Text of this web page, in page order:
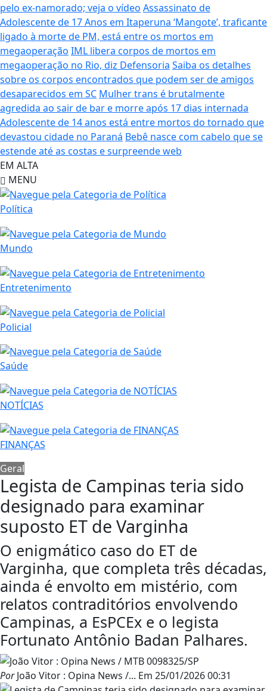
pelo ex-namorado; veja o vídeo Assassinato de
Adolescente de 17 Anos em Itaperuna ‘Mangote’, traficante
ligado à morte de PM, está entre os mortos em
megaoperação IML libera corpos de mortos em
megaoperação no Rio, diz Defensoria Saiba os detalhes
sobre os corpos encontrados que podem ser de amigos
desaparecidos em SC Mulher trans é brutalmente
agredida ao sair de bar e morre após 17 dias internada
Adolescente de 14 anos está entre mortos do tornado que
devastou cidade no Paraná Bebê nasce com cabelo que se
estende até as costas e surpreende web
EM ALTA
MENU
Política
Mundo
Entretenimento
Policial
Saúde
NOTÍCIAS
FINANÇAS
Geral
Legista de Campinas teria sido
designado para examinar
suposto ET de Varginha
O enigmático caso do ET de
Varginha, que completa três décadas,
ainda é envolto em mistério, com
relatos contraditórios envolvendo
Campinas, a EsPCEx e o legista
Fortunato Antônio Badan Palhares.
PorJoão Vitor : Opina News /... Em 25/01/2026 00:31